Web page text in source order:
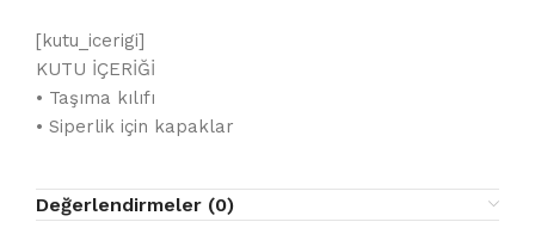
[kutu_icerigi]
KUTU İÇERİĞİ
• Taşıma kılıfı
• Siperlik için kapaklar
Değerlendirmeler (0)